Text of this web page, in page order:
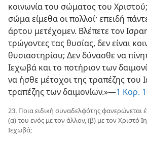
κοινωνία του σώματος του Χριστού;
σώμα είμεθα οι πολλοί· επειδή
άρτου μετέχομεν. Βλέπετε τον
τρώγοντες τας θυσίας, δεν είναι
θυσιαστηρίου; Δεν δύνασθε να
Ιεχωβά και το ποτήριον των
να ήσθε μέτοχοι της τραπέζης του
τραπέζης των δαιμονίων.»—1 Κορ.
23. Ποια ειδική συναδελφότης φανερώνεται
(α) του ενός με τον άλλον, (β) με τον Χριστό
Ιεχωβά;